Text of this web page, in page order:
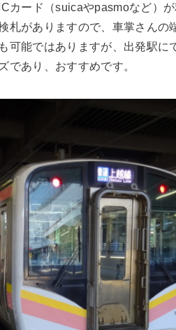
カード（suicaやpasmoなど）
札がありますので、車掌さんの
可能ではありますが、出発駅に
であり、おすすめです。